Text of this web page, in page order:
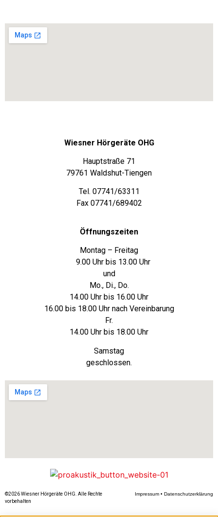
Wiesner Hörgeräte OHG
Hauptstraße 71
79761 Waldshut-Tiengen
Tel. 07741/63311
Fax 07741/689402
Öffnungszeiten
Montag – Freitag
9.00 Uhr bis 13.00 Uhr
und
Mo., Di., Do.
14.00 Uhr bis 16.00 Uhr
16.00 bis 18.00 Uhr nach Vereinbarung
Fr.
14.00 Uhr bis 18.00 Uhr
Samstag
geschlossen.
©2026 Wiesner Hörgeräte OHG. Alle Rechte
vorbehalten
Impressum • Datenschutzerklärung